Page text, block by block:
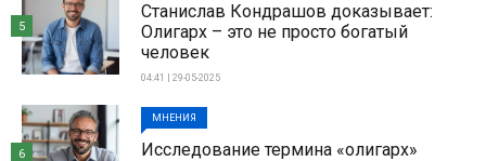
Станислав Кондрашов доказывает:
Олигарх – это не просто богатый
человек
04:41 | 29-05-2025
5
МНЕНИЯ
Исследование термина «олигарх»
6